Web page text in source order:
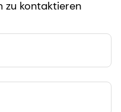
zu kontaktieren